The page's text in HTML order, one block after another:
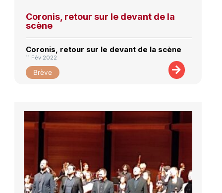
Coronis, retour sur le devant de la
scène
Coronis, retour sur le devant de la scène
11 Fév 2022
Brève